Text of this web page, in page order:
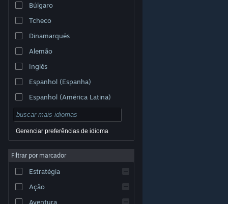
© Valve Corporation. Todos os direitos reservados.
respectivos donos nos EUA e em outros países.
Acessibilidade
Reembolsos|Cookies
Búlgaro
Tcheco
Dinamarquês
Alemão
Inglês
Espanhol (Espanha)
Espanhol (América Latina)
Gerenciar preferências de idioma
Filtrar por marcador
Estratégia
Ação
Aventura